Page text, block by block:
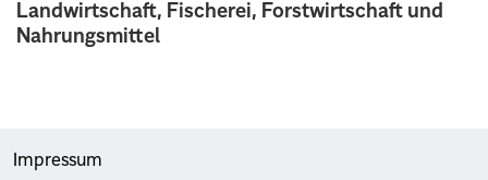
Landwirtschaft, Fischerei, Forstwirtschaft und
Nahrungsmittel
Impressum